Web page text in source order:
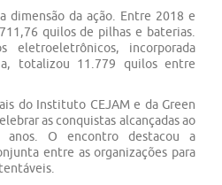
dimensão da ação. Entre 2018 e
quilos de pilhas e baterias.
incorporada
totalizou 11.779 quilos entre
do Instituto CEJAM e da Green
as conquistas alcançadas ao
O encontro destacou a
entre as organizações para